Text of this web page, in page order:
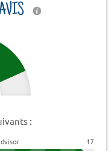
:
17